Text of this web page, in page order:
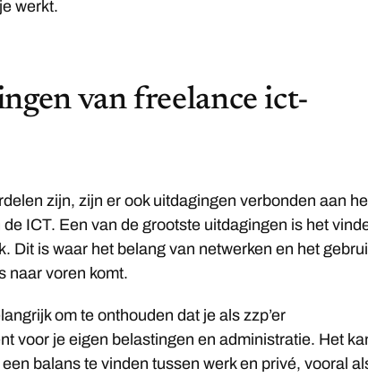
werkt.
van freelance ict-
zijn, zijn er ook uitdagingen verbonden aan
de ICT. Een van de grootste uitdagingen is het
Dit is waar het belang van netwerken en het
naar voren komt.
om te onthouden dat je als zzp’er
voor je eigen belastingen en administratie. Het
balans te vinden tussen werk en privé, vooral